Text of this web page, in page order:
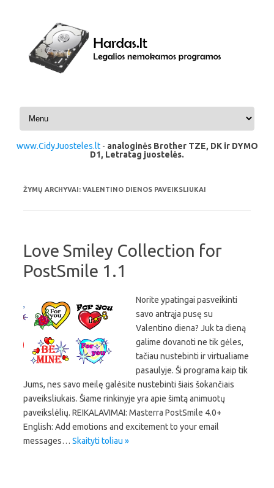
Pereiti prie turinio
www.CidyJuosteles.lt- analoginės Brother TZE, DK ir DYMO
D1, Letratag juostelės.
ŽYMŲ ARCHYVAI: VALENTINO DIENOS PAVEIKSLIUKAI
Love Smiley Collection for
PostSmile 1.1
Norite ypatingai pasveikinti
savo antrąja pusę su
Valentino diena? Juk ta dieną
galime dovanoti ne tik gėles,
tačiau nustebinti ir virtualiame
pasaulyje. Ši programa kaip tik
Jums, nes savo meilę galėsite nustebinti šiais šokančiais
paveiksliukais. Šiame rinkinyje yra apie šimtą animuotų
paveikslėlių. REIKALAVIMAI: Masterra PostSmile 4.0+
English: Add emotions and excitement to your email
messages… Skaityti toliau »